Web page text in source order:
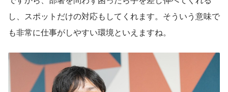
し、スポットだけの対応もしてくれます。そういう意味で
も非常に仕事がしやすい環境といえますね。